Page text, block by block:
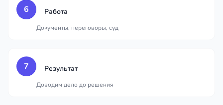
6 Работа
Документы, переговоры, суд
7 Результат
Доводим дело до решения